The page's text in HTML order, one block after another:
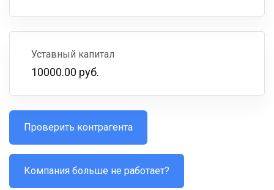
Уставный капитал
10000.00 руб.
Проверить контрагента
Компания больше не работает?